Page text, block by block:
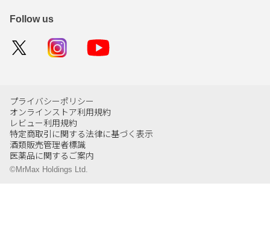
Follow us
プライバシーポリシー
オンラインストア利用規約
レビュー利用規約
特定商取引に関する法律に基づく表示
酒類販売管理者標識
医薬品に関するご案内
©MrMax Holdings Ltd.